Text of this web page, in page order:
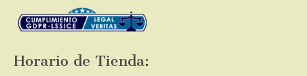
Horario de Tienda: